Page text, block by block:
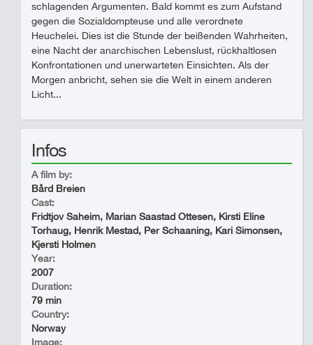
schlagenden Argumenten. Bald kommt es zum Aufstand
gegen die Sozialdompteuse und alle verordnete
Heuchelei. Dies ist die Stunde der beißenden Wahrheiten,
eine Nacht der anarchischen Lebenslust, rückhaltlosen
Konfrontationen und unerwarteten Einsichten. Als der
Morgen anbricht, sehen sie die Welt in einem anderen
Licht...
Infos
A film by:
Bård Breien
Cast:
Fridtjov Saheim, Marian Saastad Ottesen, Kirsti Eline
Torhaug, Henrik Mestad, Per Schaaning, Kari Simonsen,
Kjersti Holmen
Year:
2007
Duration:
79 min
Country:
Norway
Image: